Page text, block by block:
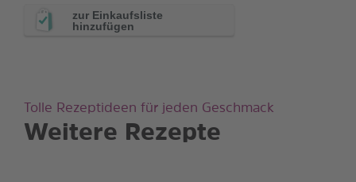
zur Einkaufsliste
hinzufügen
Weitere Rezepte
Tolle Rezeptideen für jeden Geschmack